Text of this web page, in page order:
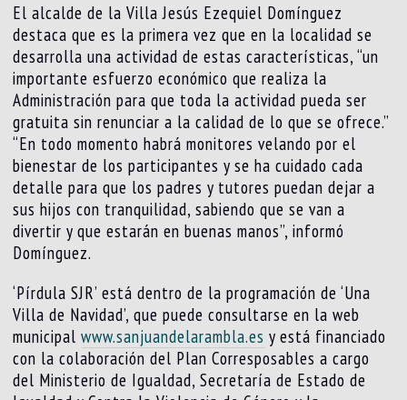
El alcalde de la Villa Jesús Ezequiel Domínguez
destaca que es la primera vez que en la localidad se
desarrolla una actividad de estas características, “un
importante esfuerzo económico que realiza la
Administración para que toda la actividad pueda ser
gratuita sin renunciar a la calidad de lo que se ofrece.”
“En todo momento habrá monitores velando por el
bienestar de los participantes y se ha cuidado cada
detalle para que los padres y tutores puedan dejar a
sus hijos con tranquilidad, sabiendo que se van a
divertir y que estarán en buenas manos”, informó
Domínguez.
‘Pírdula SJR’ está dentro de la programación de ‘Una
Villa de Navidad’, que puede consultarse en la web
municipalwww.sanjuandelarambla.es y está financiado
con la colaboración del Plan Corresposables a cargo
del Ministerio de Igualdad, Secretaría de Estado de